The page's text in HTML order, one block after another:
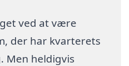
ved at være
der har kvarterets
Men heldigvis